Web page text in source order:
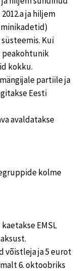
ja hiljem
Kui
peakohtunik
kokku.
partiile ja
Eesti
avaldatakse
kolme
EMSL
võistleja ja 5 eurot
6. oktoobriks